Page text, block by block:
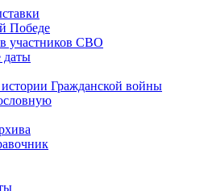
Победе
участников СВО
даты
Гражданской войны